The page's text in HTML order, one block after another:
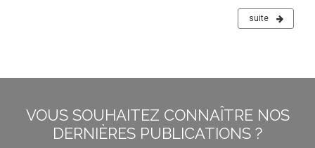
suite
VOUS SOUHAITEZ CONNAÎTRE NOS
DERNIÈRES PUBLICATIONS ?